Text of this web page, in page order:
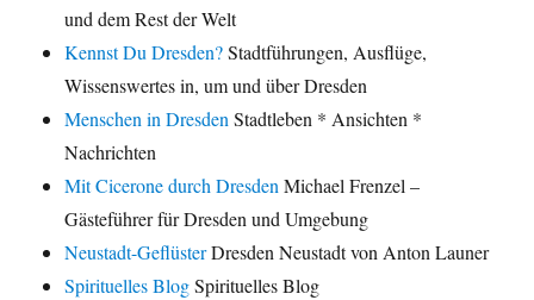
und dem Rest der Welt
Kennst Du Dresden?Stadtführungen, Ausflüge,
Wissenswertes in, um und über Dresden
Menschen in Dresden Stadtleben * Ansichten *
Nachrichten
Mit Cicerone durch Dresden Michael Frenzel –
Gästeführer für Dresden und Umgebung
Neustadt-GeflüsterDresden Neustadt von Anton Launer
Spirituelles BlogSpirituelles Blog